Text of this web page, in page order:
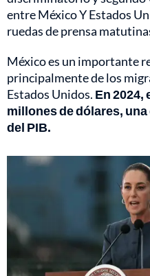
entre México Y Estados
ruedas de prensa
México es un importante
principalmente de los
Estados Unidos. En 2024,
millones de dólares,
del PIB.